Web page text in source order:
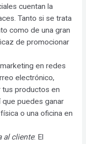
cuentan la
Tanto si se trata
como de una gran
de promocionar
en redes
electrónico,
tus productos en
que puedes ganar
o una oficina en
al cliente: El